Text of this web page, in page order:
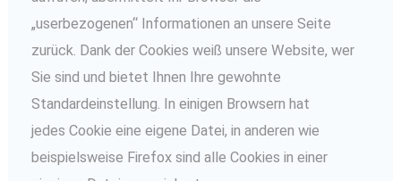
„userbezogenen“ Informationen an unsere Seite
zurück. Dank der Cookies weiß unsere Website, wer
Sie sind und bietet Ihnen Ihre gewohnte
Standardeinstellung. In einigen Browsern hat
jedes Cookie eine eigene Datei, in anderen wie
beispielsweise Firefox sind alle Cookies in einer